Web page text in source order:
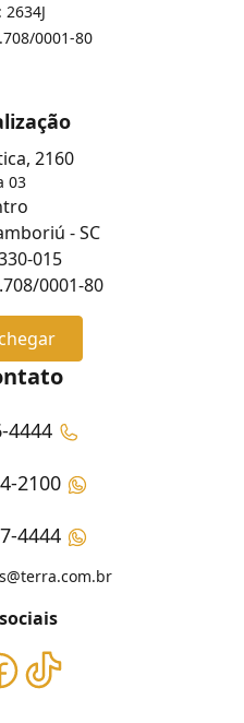
2634J
0001-80
2160
03
- SC
015
0001-80
4444
2100
4444